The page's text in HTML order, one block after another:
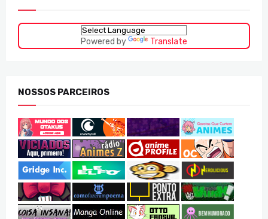
Powered by Translate
NOSSOS PARCEIROS